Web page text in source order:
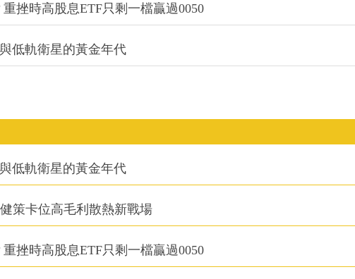
挫時高股息ETF只剩一檔贏過0050
低軌衛星的黃金年代
低軌衛星的黃金年代
策卡位高毛利散熱新戰場
挫時高股息ETF只剩一檔贏過0050